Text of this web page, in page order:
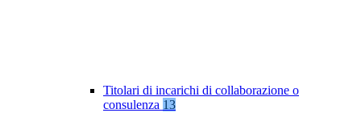
Titolari di incarichi di collaborazione o
consulenza 13